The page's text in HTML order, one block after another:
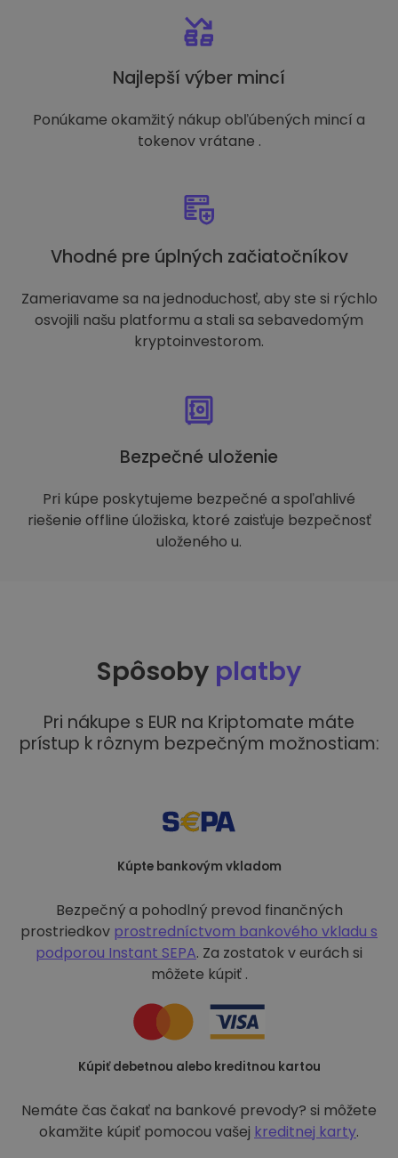
Najlepší výber mincí
Ponúkame okamžitý nákup obľúbených mincí a
tokenov vrátane .
Vhodné pre úplných začiatočníkov
Zameriavame sa na jednoduchosť, aby ste si rýchlo
osvojili našu platformu a stali sa sebavedomým
kryptoinvestorom.
Bezpečné uloženie
Pri kúpe poskytujeme bezpečné a spoľahlivé
riešenie offline úložiska, ktoré zaisťuje bezpečnosť
uloženého u.
Spôsoby platby
Pri nákupe s EUR na Kriptomate máte
prístup k rôznym bezpečným možnostiam:
Kúpte bankovým vkladom
Bezpečný a pohodlný prevod finančných
prostriedkov prostredníctvom bankového vkladu s
podporou Instant SEPA. Za zostatok v eurách si
môžete kúpiť .
Kúpiť debetnou alebo kreditnou kartou
Nemáte čas čakať na bankové prevody? si môžete
okamžite kúpiť pomocou vašej kreditnej karty.